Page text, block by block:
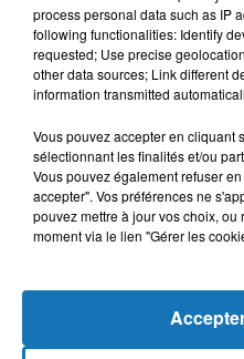
Bélier
Cancer
process personal data such as IP
following functionalities: Identify
requested; Use precise
other data sources; Link different
information transmitted
Vous pouvez accepter en cliquant
sélectionnant les finalités et/ou
Vous pouvez également refuser
accepter". Vos préférences ne
pouvez mettre à jour vos choix,
moment via le lien "Gérer les